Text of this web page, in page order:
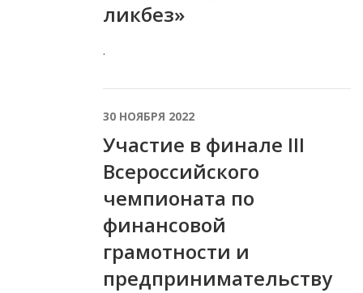
ликбез»
.
30 НОЯБРЯ 2022
Участие в финале III
Всероссийского
чемпионата по
финансовой
грамотности и
предпринимательству